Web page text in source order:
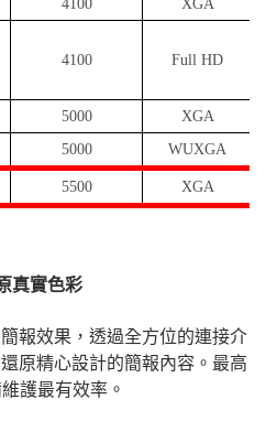
4100 XGA
4100 Full HD
5000
XGA
5000 WUXGA
5500 XGA
真實色彩
報效果，透過全方位的連接介
原精心設計的簡報內容。最高
護最有效率。